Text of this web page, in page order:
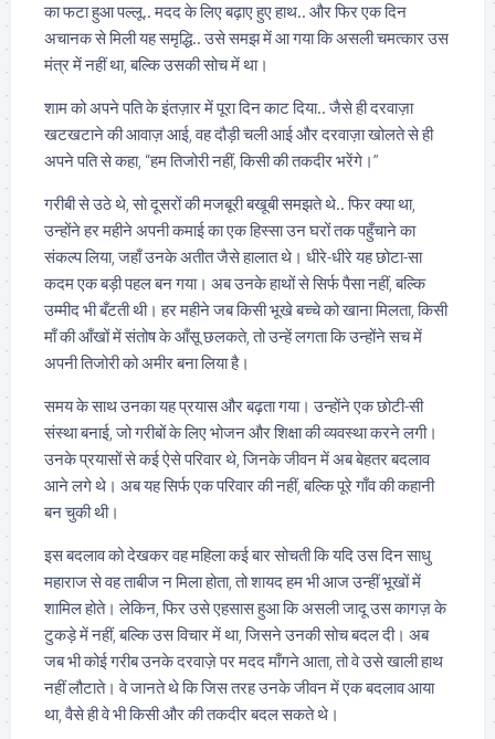
का फटा हुआ पल्लू.. मदद के लिए बढ़ाए हुए हाथ.. और फिर एक दिन
अचानक से मिली यह समृद्धि.. उसे समझ में आ गया कि असली चमत्कार उस
मंत्र में नहीं था, बल्कि उसकी सोच में था।
शाम को अपने पति के इंतज़ार में पूरा दिन काट दिया.. जैसे ही दरवाज़ा
खटखटाने की आवाज़ आई, वह दौड़ी चली आई और दरवाज़ा खोलते से ही
अपने पति से कहा, “हम तिजोरी नहीं, किसी की तकदीर भरेंगे।”
गरीबी से उठे थे, सो दूसरों की मजबूरी बखूबी समझते थे.. फिर क्या था,
उन्होंने हर महीने अपनी कमाई का एक हिस्सा उन घरों तक पहुँचाने का
संकल्प लिया, जहाँ उनके अतीत जैसे हालात थे। धीरे-धीरे यह छोटा-सा
कदम एक बड़ी पहल बन गया। अब उनके हाथों से सिर्फ पैसा नहीं, बल्कि
उम्मीद भी बँटती थी। हर महीने जब किसी भूखे बच्चे को खाना मिलता, किसी
माँ की आँखों में संतोष के आँसू छलकते, तो उन्हें लगता कि उन्होंने सच में
अपनी तिजोरी को अमीर बना लिया है।
समय के साथ उनका यह प्रयास और बढ़ता गया। उन्होंने एक छोटी-सी
संस्था बनाई, जो गरीबों के लिए भोजन और शिक्षा की व्यवस्था करने लगी।
उनके प्रयासों से कई ऐसे परिवार थे, जिनके जीवन में अब बेहतर बदलाव
आने लगे थे। अब यह सिर्फ एक परिवार की नहीं, बल्कि पूरे गाँव की कहानी
बन चुकी थी।
इस बदलाव को देखकर वह महिला कई बार सोचती कि यदि उस दिन साधु
महाराज से वह ताबीज न मिला होता, तो शायद हम भी आज उन्हीं भूखों में
शामिल होते। लेकिन, फिर उसे एहसास हुआ कि असली जादू उस कागज़ के
टुकड़े में नहीं, बल्कि उस विचार में था, जिसने उनकी सोच बदल दी। अब
जब भी कोई गरीब उनके दरवाज़े पर मदद माँगने आता, तो वे उसे खाली हाथ
नहीं लौटाते। वे जानते थे कि जिस तरह उनके जीवन में एक बदलाव आया
था, वैसे ही वे भी किसी और की तकदीर बदल सकते थे।